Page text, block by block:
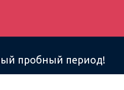
пробный период!